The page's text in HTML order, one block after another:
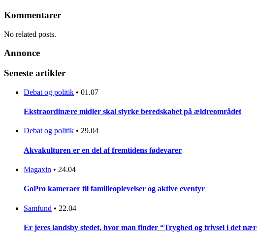
Kommentarer
No related posts.
Annonce
Seneste artikler
Debat og politik • 01.07
Ekstraordinære midler skal styrke beredskabet på ældreområdet
Debat og politik • 29.04
Akvakulturen er en del af fremtidens fødevarer
Magaxin • 24.04
GoPro kameraer til familieoplevelser og aktive eventyr
Samfund • 22.04
Er jeres landsby stedet, hvor man finder “Tryghed og trivsel i det